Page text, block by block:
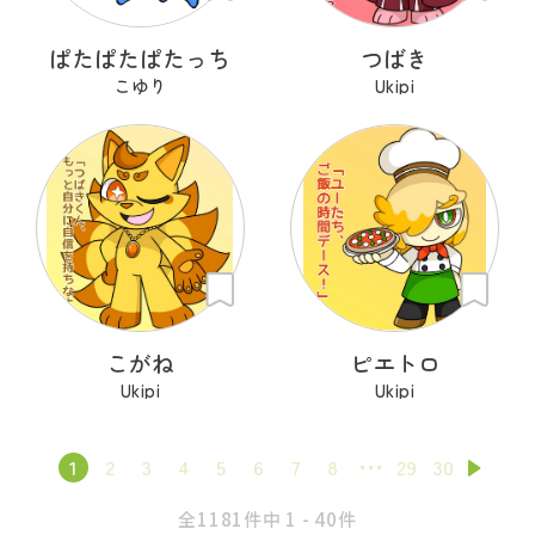
ぱたぱたぱたっち
こゆり
つばき
Ukipi
こがね
Ukipi
ピエトロ
Ukipi
1 2 3 4 5 6 7 8 29 30
全1181件中 1 - 40件